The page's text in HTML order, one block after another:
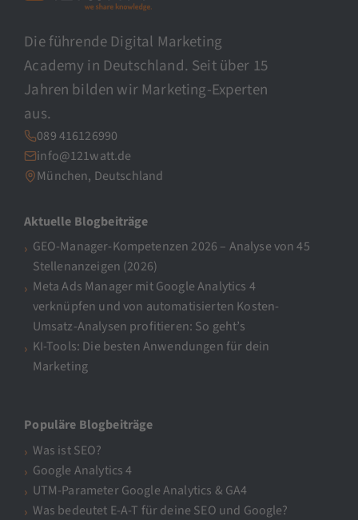
Die führende Digital Marketing
Academy in Deutschland. Seit über 15
Jahren bilden wir Marketing-Experten
aus.
089 416126990
info@121watt.de
München, Deutschland
Aktuelle Blogbeiträge
GEO-Manager-Kompetenzen 2026 – Analyse von 45
Stellenanzeigen (2026)
Meta Ads Manager mit Google Analytics 4
verknüpfen und von automatisierten Kosten-
Umsatz-Analysen profitieren: So geht’s
KI-Tools: Die besten Anwendungen für dein
Marketing
Populäre Blogbeiträge
Was ist SEO?
Google Analytics 4
UTM-Parameter Google Analytics & GA4
Was bedeutet E-A-T für deine SEO und Google?